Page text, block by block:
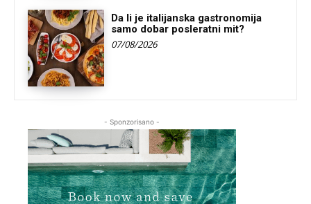
Da li je italijanska gastronomija
samo dobar posleratni mit?
07/08/2026
- Sponzorisano -